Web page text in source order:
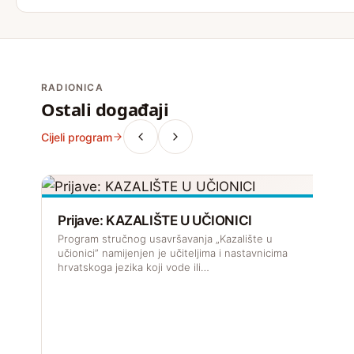
RADIONICA
Ostali događaji
Cijeli program
Prijave: KAZALIŠTE U UČIONICI
Program stručnog usavršavanja „Kazalište u
učionici” namijenjen je učiteljima i nastavnicima
hrvatskoga jezika koji vode ili…